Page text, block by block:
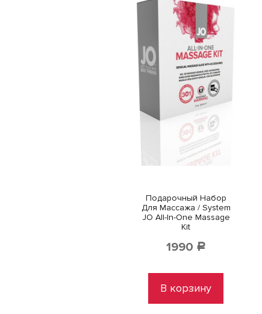
Подарочный Набор
Для Массажа / System
JO All-In-One Massage
Kit
1990 Р
В корзину